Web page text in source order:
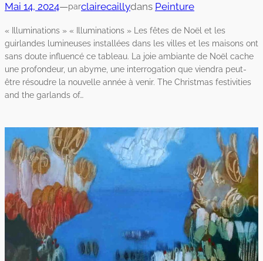
Mai 14, 2024—parclairecaillydans Peinture
« Illuminations » « Illuminations » Les fêtes de Noël et les
guirlandes lumineuses installées dans les villes et les maisons ont
sans doute influencé ce tableau. La joie ambiante de Noël cache
une profondeur, un abyme, une interrogation que viendra peut-
être résoudre la nouvelle année à venir. The Christmas festivities
and the garlands of…